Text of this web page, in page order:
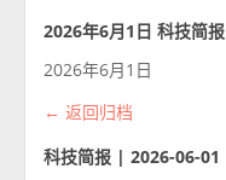
2026年6月1日 科技简报
2026年6月1日
← 返回归档
科技简报 | 2026-06-01